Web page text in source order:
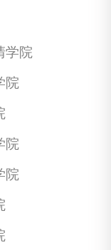
学院
院
院
院